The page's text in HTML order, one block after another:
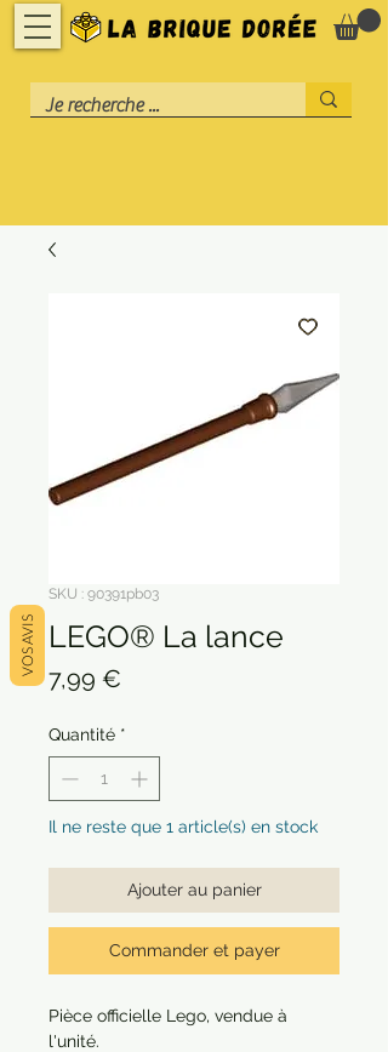
SKU : 90391pb03
LEGO® La lance
7,99 €
Quantité *
Il ne reste que 1 article(s) en stock
Ajouter au panier
Commander et payer
Pièce officielle Lego, vendue à
l'unité.
VOS AVIS